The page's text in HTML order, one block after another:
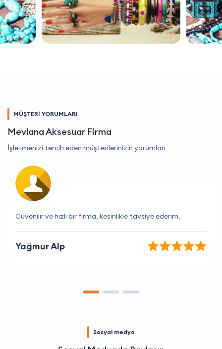
MÜŞTERİ YORUMLARI
Mevlana Aksesuar Firma
İşletmenizi tercih eden müşterilerinizin yorumları
Her zaman güvenilir ve yardımseverler.
Cemre Doğan
Sosyal medya